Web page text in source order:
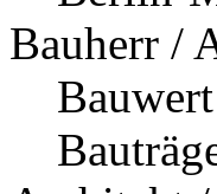
Bauherr /